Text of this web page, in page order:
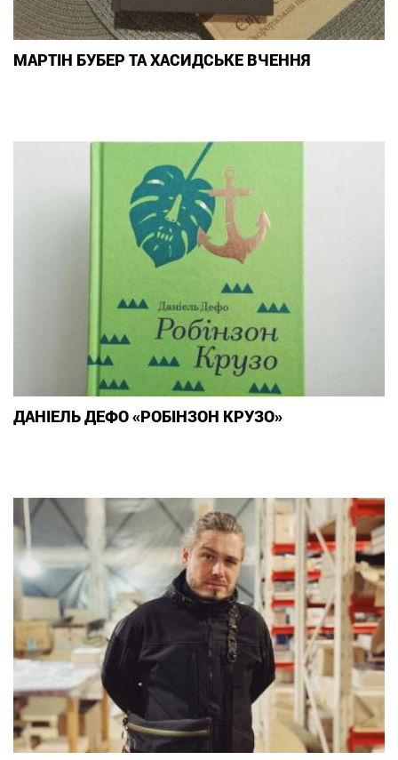
МАРТІН БУБЕР ТА ХАСИДСЬКЕ ВЧЕННЯ
ДАНІЕЛЬ ДЕФО «РОБІНЗОН КРУЗО»